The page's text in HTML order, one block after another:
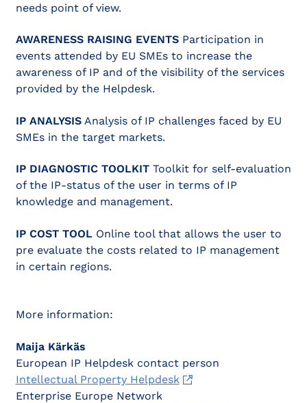
needs point of view.
AWARENESS RAISING EVENTSParticipation in
events attended by EU SMEs to increase the
awareness of IP and of the visibility of the services
provided by the Helpdesk.
IP ANALYSISAnalysis of IP challenges faced by EU
SMEs in the target markets.
IP DIAGNOSTIC TOOLKITToolkit for self-evaluation
of the IP-status of the user in terms of IP
knowledge and management.
IP COST TOOLOnline tool that allows the user to
pre evaluate the costs related to IP management
in certain regions.
More information:
Maija Kärkäs
European IP Helpdesk contact person
Intellectual Property Helpdesk
Enterprise Europe Network